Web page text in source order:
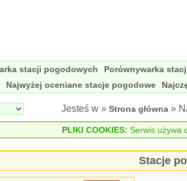
stacji pogodowych Porównywarka
Najwyżej oceniane stacje pogodowe
Jesteś w » Strona główna »
PLIKI COOKIES: Serwis używa
Stacje